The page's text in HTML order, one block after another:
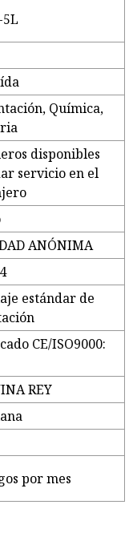
Química,
disponibles
servicio en el
ANÓNIMA
estándar de
CE/ISO9000:
REY
por mes